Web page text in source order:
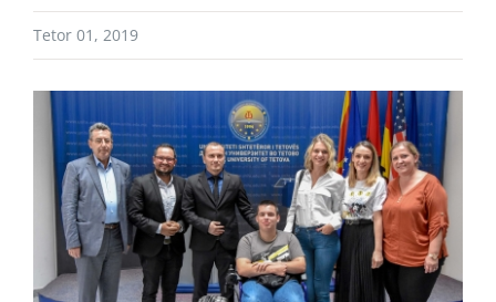
Tetor 01, 2019
View
Larger
Image